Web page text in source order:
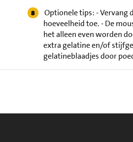
Optionele tips: - Vervang
hoeveelheid toe. - De
het alleen even worden
extra gelatine en/of
gelatineblaadjes door